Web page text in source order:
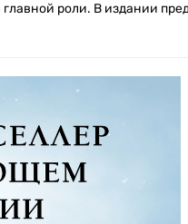
роли. В издании